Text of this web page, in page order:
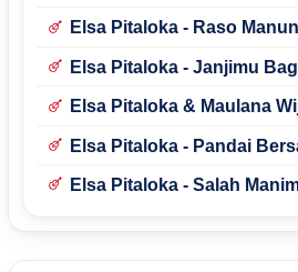
Elsa Pitaloka - Raso
Elsa Pitaloka - Janjimu
Elsa Pitaloka & Maulana
Elsa Pitaloka - Pandai
Elsa Pitaloka - Salah